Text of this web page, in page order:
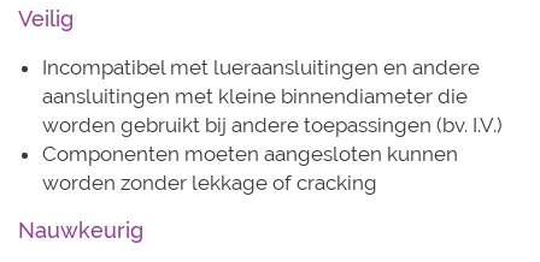
Veilig
Incompatibel met lueraansluitingen en andere
aansluitingen met kleine binnendiameter die
worden gebruikt bij andere toepassingen (bv. I.V.)
Componenten moeten aangesloten kunnen
worden zonder lekkage of cracking
Nauwkeurig